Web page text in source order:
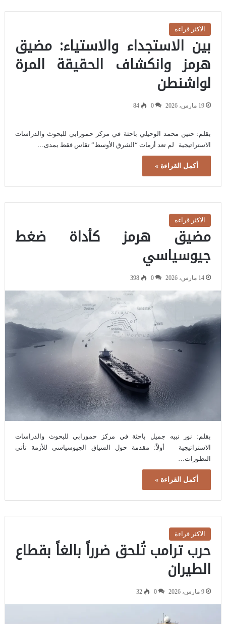
الاكثر قراءة
بين الاستجداء والاستياء: مضيق
هرمز وانكشاف الحقيقة المرة
لواشنطن
19 مارس، 2026 0
84
بقلم: حنين محمد الوحيلي باحثة في مركز حمورابي للبحوث والدراسات
الاستراتيجية لم تعد أزمات “الشرق الأوسط” تقاس فقط بمدى…
أكمل القراءة »
الاكثر قراءة
مضيق هرمز كأداة ضغط
جيوسياسي
14 مارس، 2026 0
398
بقلم: نور نبيه جميل باحثة في مركز حمورابي للبحوث والدراسات
الاستراتيجية أولاً: مقدمة حول السياق الجيوسياسي للأزمة تأتي
التطورات…
أكمل القراءة »
الاكثر قراءة
حرب ترامب تُلحق ضرراً بالغاً بقطاع
الطيران
9 مارس، 2026 0
32